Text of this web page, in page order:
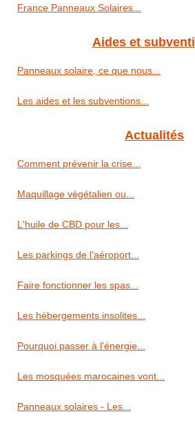
France Panneaux Solaires...
Aides et
Panneaux solaire, ce que nous...
Les aides et les subventions...
Actualités
Comment prévenir la crise...
Maquillage végétalien ou...
L'huile de CBD pour les...
Les parkings de l’aéroport...
Faire fonctionner les spas...
Les hébergements insolites...
Pourquoi passer à l'énergie...
Les mosquées marocaines vont...
Panneaux solaires - Les...